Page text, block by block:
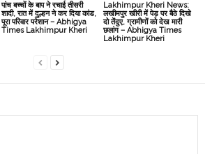
पांच बच्चों के बाप ने रचाई तीसरी
शादी, रात में दुल्हन ने कर दिया कांड,
पूरा परिवार परेशान – Abhigya
Times Lakhimpur Kheri
Lakhimpur Kheri News:
लखीमपुर खीरी में पेड़ पर बैठे दिखे
दो तेंदुए, ग्रामीणों को देख मारी
छलांग – Abhigya Times
Lakhimpur Kheri